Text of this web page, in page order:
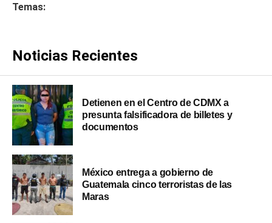
Temas:
Noticias Recientes
Detienen en el Centro de CDMX a
presunta falsificadora de billetes y
documentos
México entrega a gobierno de
Guatemala cinco terroristas de las
Maras